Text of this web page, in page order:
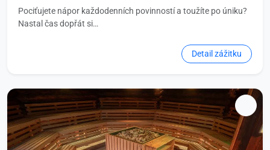
Pociťujete nápor každodenních povinností a toužíte po úniku?
Nastal čas dopřát si…
Detail zážitku